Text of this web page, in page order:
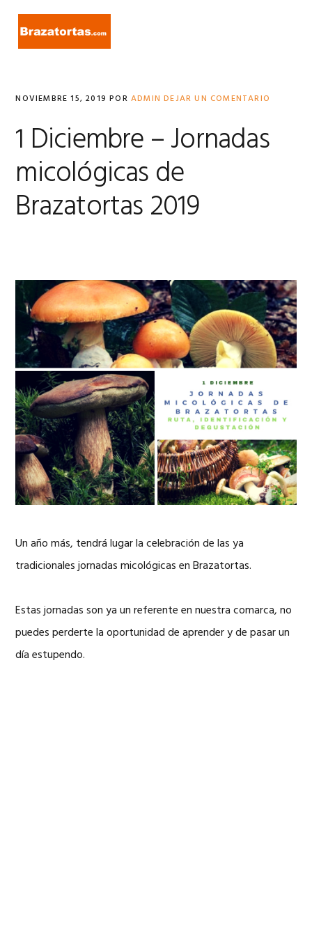
primaria
NOVIEMBRE 15, 2019 POR ADMIN DEJAR UN COMENTARIO
1 Diciembre – Jornadas
micológicas de
Brazatortas 2019
Un año más, tendrá lugar la celebración de las ya
tradicionales jornadas micológicas en Brazatortas.
Estas jornadas son ya un referente en nuestra comarca, no
puedes perderte la oportunidad de aprender y de pasar un
día estupendo.